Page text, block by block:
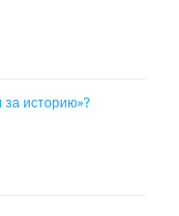
историю»?